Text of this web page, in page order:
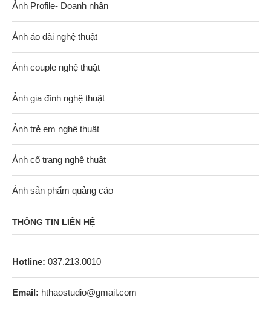
Ảnh Profile- Doanh nhân
Ảnh áo dài nghệ thuật
Ảnh couple nghệ thuật
Ảnh gia đình nghệ thuật
Ảnh trẻ em nghệ thuật
Ảnh cổ trang nghệ thuật
Ảnh sản phẩm quảng cáo
THÔNG TIN LIÊN HỆ
Hotline: 037.213.0010
Email: hthaostudio@gmail.com